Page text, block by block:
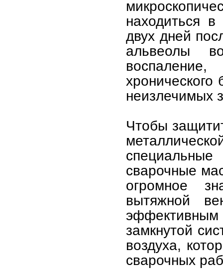
находиться
двух дней
альвеолы
хронического
неизлечимых
Чтобы
сварочные
огромное
вытяжной
эффективным
замкнутой
воздуха,
сварочных